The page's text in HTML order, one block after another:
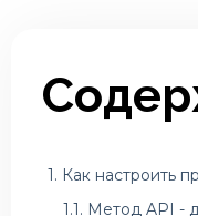
1. Как настроить
1.1. Метод API -